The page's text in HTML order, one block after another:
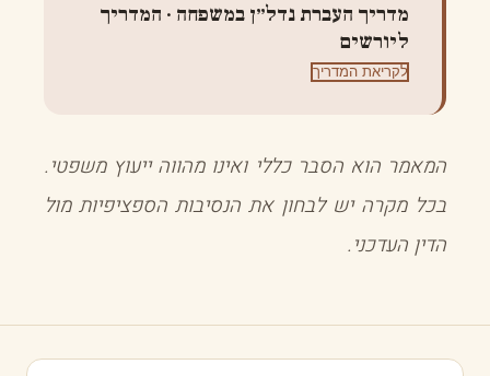
מדריך העברת נדל״ן במשפחה · המדריך
ליורשים
לקריאת המדריך
המאמר הוא הסבר כללי ואינו מהווה ייעוץ משפטי.
בכל מקרה יש לבחון את הנסיבות הספציפיות מול
הדין העדכני.